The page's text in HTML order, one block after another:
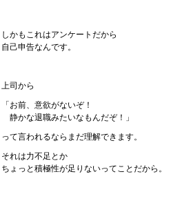
しかもこれはアンケートだから
自己申告なんです。
上司から
「お前、意欲がないぞ！
静かな退職みたいなもんだぞ！」
って言われるならまだ理解できます。
それは力不足とか
ちょっと積極性が足りないってことだから。